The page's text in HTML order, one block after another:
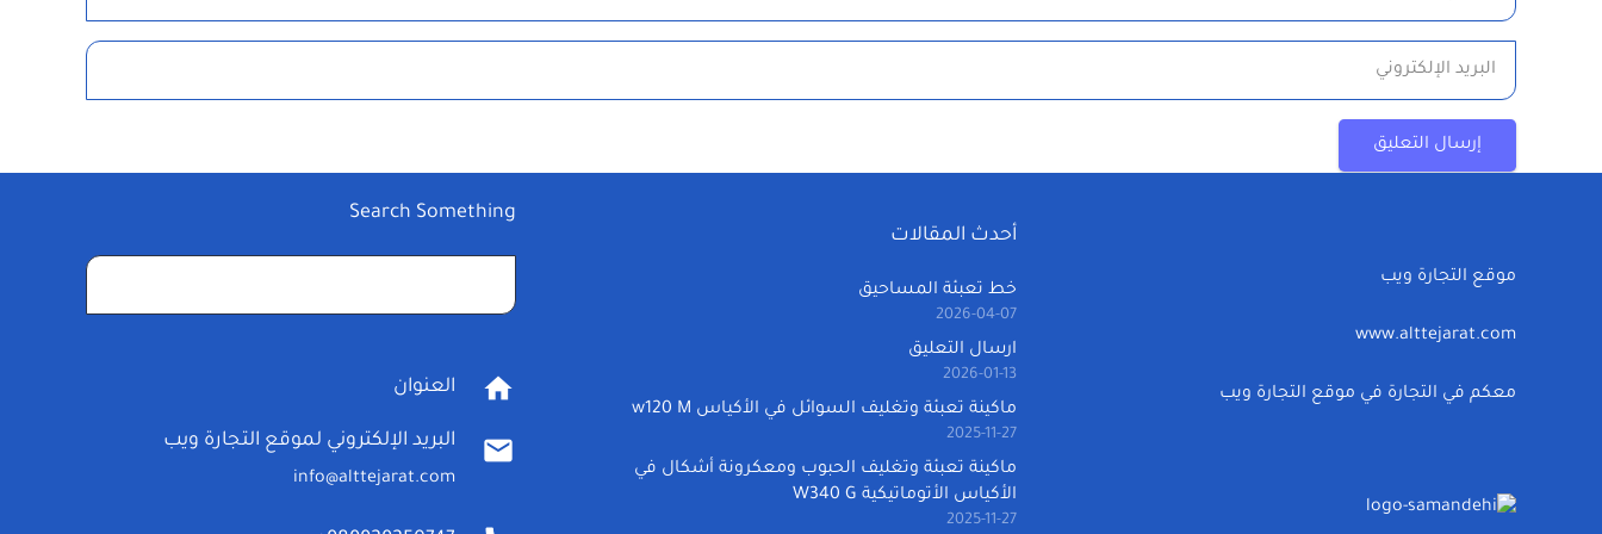
إرسال التعليق
موقع التجارة ويب
www.alttejarat.com
معكم في التجارة في موقع التجارة ويب
أحدث المقالات
خط تعبئة المساحيق
2026-04-07
ارسال التعليق
2026-01-13
ماكينة تعبئة وتغليف السوائل في الأكياس w120 M
2025-11-27
ماكينة تعبئة وتغليف الحبوب ومعكرونة أشكال في
الأكياس الأتوماتيكية W340 G
2025-11-27
Search Something
عن:
home العنوان
mail البريد الإلكتروني لموقع التجارة ويب
info@alttejarat.com